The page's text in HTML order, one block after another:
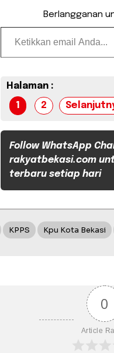
Berlangganan
Ketikkan email Anda...
Halaman :
1
2
Follow WhatsApp
rakyatbekasi.com
terbaru setiap hari
KPPS Kpu Kota Bekasi
0
Article